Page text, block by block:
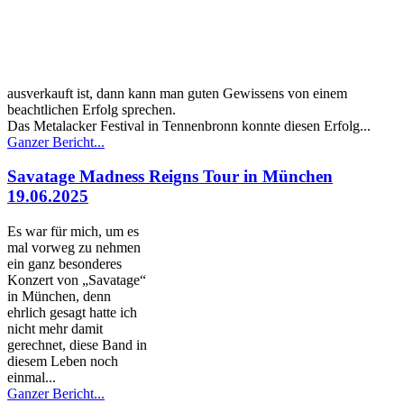
ausverkauft ist, dann kann man guten Gewissens von einem
beachtlichen Erfolg sprechen.
Das Metalacker Festival in Tennenbronn konnte diesen Erfolg...
Ganzer Bericht...
Savatage Madness Reigns Tour in München
19.06.2025
Es war für mich, um es
mal vorweg zu nehmen
ein ganz besonderes
Konzert von „Savatage“
in München, denn
ehrlich gesagt hatte ich
nicht mehr damit
gerechnet, diese Band in
diesem Leben noch
einmal...
Ganzer Bericht...